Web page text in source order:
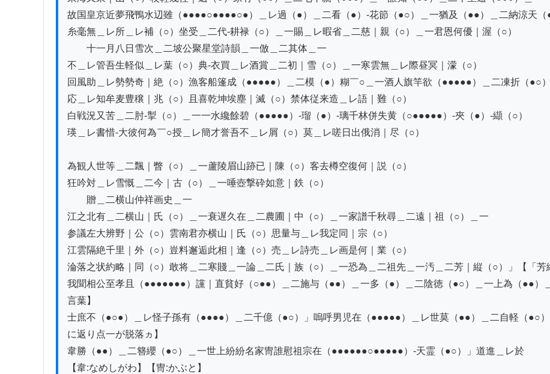
故国皇京近夢飛鴨水辺雖（●●●●○●●●●○●）＿レ過（●）＿二看（●）-花節（●○）＿一猶及（●●）＿二納涼天（
糸毫無＿レ所＿レ補（○）坐受＿二代-耕禄（○）＿一賜＿レ暇省＿二慈｜親（○）＿一君恩何優｜渥（○）
十一月八日雪次＿二坡公聚星堂詩韻＿一倣＿二其体＿一
不＿レ管吾生軽似＿レ葉（○）典-衣買＿レ酒賞＿二初｜雪（○）＿一寒雲無＿レ際昼冥｜濛（○）
回風助＿レ勢勢奇｜絶（○）漁客船篷成（●●●●●）＿二模（●）糊￣○＿一酒人旗竿欲（●●●●●）＿二凍折（●○
応＿レ知牟麦豊穣｜兆（○）且喜乾坤埃塵｜滅（○）禁体従来造＿レ語｜難（○）
白戦況又苦＿二肘-掣（○）＿一一水纔餘碧（●●●●●）-瑠（●）-璃千林併失黄（○●●●●●）-夾（●）-纈（○）
瑛＿レ書惜-大彼何為￣○授＿レ簡才誉吾不＿レ屑（○）莫＿レ嗟日出俄消｜尽（○）
為観人世等＿二飄｜瞥（○）＿一蘆陵眉山跡已｜陳（○）客去樽空復何｜説（○）
狂吟対＿レ雪慨＿二今｜古（○）＿一唾壺撃砕如意｜鉄（○）
贈＿二横山仲祥画史＿一
江之北有＿二横山｜氏（○）＿一衰遅久在＿二農圃｜中（○）＿一家譜千秋尋＿二遠｜祖（○）＿一
参議左大辨野｜公（○）雲南君亦横山｜氏（○）思量与＿レ我定同｜宗（○）
江雲隔絶千里｜外（○）豈料邂逅此相｜逢（○）売＿レ詩売＿レ画是何｜業（○）
淪落之状約略｜同（○）敢将＿二寒賤＿一論＿二氏｜族（○）＿一恐為＿二祖先＿一汚＿二芳｜縦（○）」【「芳
我聞相公至孝且（●●●●●●●）讜｜直貧好（○●●）＿二施与（●●）＿一多（●）＿二陰徳（●○）＿一上為（●●）
言葉】
士庶不（●○●）＿レ怪子孫有（●●●●）＿二千億（●○）」嗚呼男児在（●●●●●）＿レ世莫（●●）＿二自軽（●○
に返り点一が脱落ヵ】
韋勝（●●）＿二簪纓（●○）＿一世上紛紛名家冑誰慰祖宗在（●●●●●●○●●●●●）-天霊（●○）」道進＿レ於
【韋:なめしがわ】【冑:かぶと】